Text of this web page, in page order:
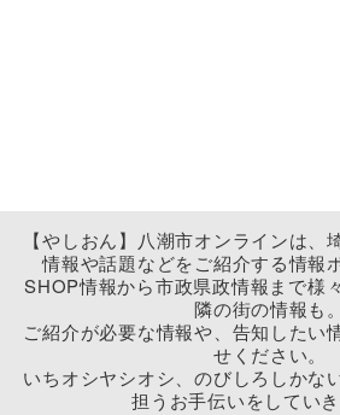
【やしおん】八潮市オンラインは、
情報や話題などをご紹介する情報
SHOP情報から市政県政情報まで様
隣の街の情報も。
ご紹介が必要な情報や、告知したい
せください。
いちオシヤシオシ、のびしろしかな
担うお手伝いをしていき